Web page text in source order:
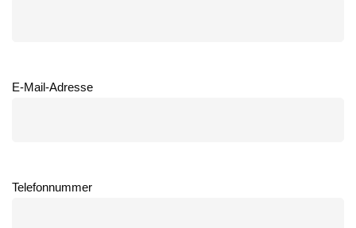
E-Mail-Adresse
Telefonnummer